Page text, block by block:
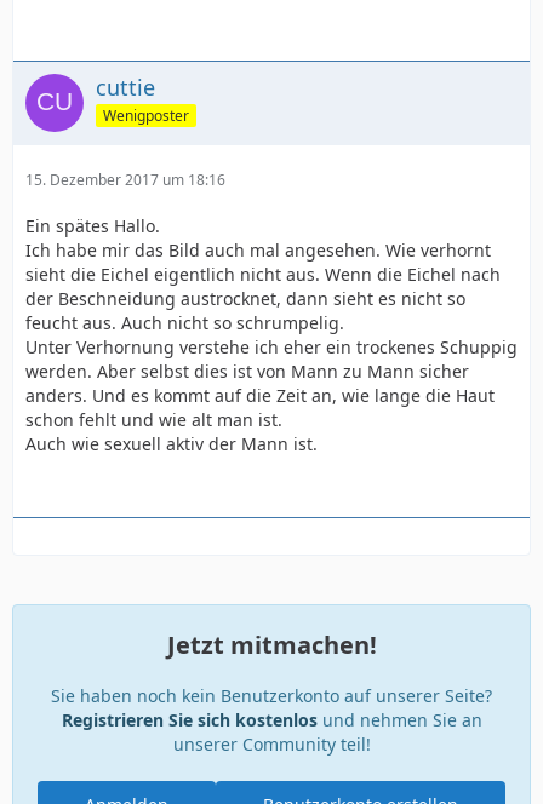
cuttie
Wenigposter
15. Dezember 2017 um 18:16
Ein spätes Hallo.
Ich habe mir das Bild auch mal angesehen. Wie verhornt
sieht die Eichel eigentlich nicht aus. Wenn die Eichel nach
der Beschneidung austrocknet, dann sieht es nicht so
feucht aus. Auch nicht so schrumpelig.
Unter Verhornung verstehe ich eher ein trockenes Schuppig
werden. Aber selbst dies ist von Mann zu Mann sicher
anders. Und es kommt auf die Zeit an, wie lange die Haut
schon fehlt und wie alt man ist.
Auch wie sexuell aktiv der Mann ist.
Jetzt mitmachen!
Sie haben noch kein Benutzerkonto auf unserer Seite?
Registrieren Sie sich kostenlosund nehmen Sie an
unserer Community teil!